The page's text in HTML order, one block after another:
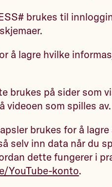
brukes til
å lagre hvilke
brukes på sider som
videoen som spilles av.
brukes for å
selv inn data når du
dette fungerer i
YouTube-konto.